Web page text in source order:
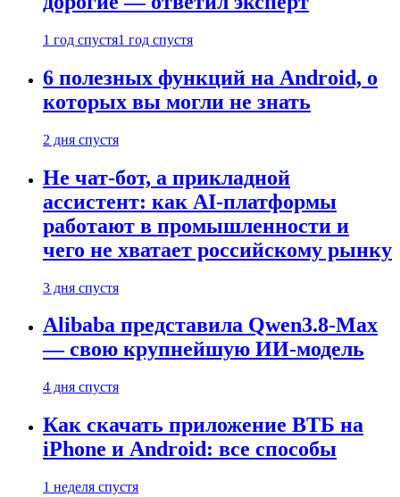
1 год спустя1 год спустя
6 полезных функций на Android, о
которых вы могли не знать
2 дня спустя
Не чат-бот, а прикладной
ассистент: как AI-платформы
работают в промышленности и
чего не хватает российскому рынку
3 дня спустя
Alibaba представила Qwen3.8-Max
— свою крупнейшую ИИ-модель
4 дня спустя
Как скачать приложение ВТБ на
iPhone и Android: все способы
1 неделя спустя